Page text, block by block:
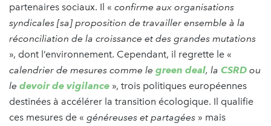
partenaires sociaux. Il « confirme aux organisations
syndicales [sa] proposition de travailler ensemble à la
réconciliation de la croissance et des grandes mutations
», dont l’environnement. Cependant, il regrette le «
calendrier de mesures comme le green deal, la CSRD ou
le devoir de vigilance », trois politiques européennes
destinées à accélérer la transition écologique. Il qualifie
ces mesures de « généreuses et partagées » mais